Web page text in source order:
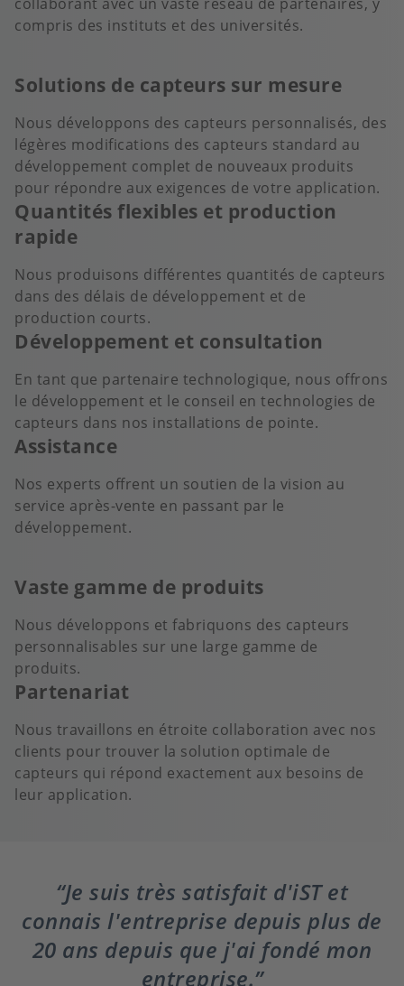
compris des instituts et des universités.
Solutions de capteurs sur mesure
Nous développons des capteurs personnalisés, des
légères modifications des capteurs standard au
développement complet de nouveaux produits
pour répondre aux exigences de votre application.
Quantités flexibles et production
rapide
Nous produisons différentes quantités de capteurs
dans des délais de développement et de
production courts.
Développement et consultation
En tant que partenaire technologique, nous offrons
le développement et le conseil en technologies de
capteurs dans nos installations de pointe.
Assistance
Nos experts offrent un soutien de la vision au
service après-vente en passant par le
développement.
Vaste gamme de produits
Nous développons et fabriquons des capteurs
personnalisables sur une large gamme de
produits.
Partenariat
Nous travaillons en étroite collaboration avec nos
clients pour trouver la solution optimale de
capteurs qui répond exactement aux besoins de
leur application.
Je suis très satisfait d'iST et
connais l'entreprise depuis plus de
20 ans depuis que j'ai fondé mon
entreprise.